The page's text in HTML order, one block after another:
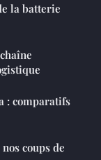
la batterie
: comparatifs
coups de